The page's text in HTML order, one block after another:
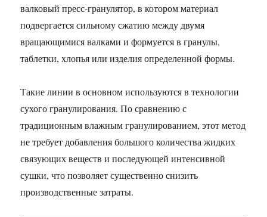
валковый пресс-гранулятор, в котором материал
подвергается сильному сжатию между двумя
вращающимися валками и формуется в гранулы,
таблетки, хлопья или изделия определенной формы.
Такие линии в основном используются в технологии
сухого гранулирования. По сравнению с
традиционным влажным гранулированием, этот метод
не требует добавления большого количества жидких
связующих веществ и последующей интенсивной
сушки, что позволяет существенно снизить
производственные затраты.